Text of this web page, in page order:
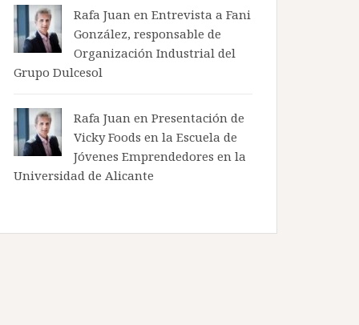
Rafa Juan en Entrevista a Fani
González, responsable de
Organización Industrial del
Grupo Dulcesol
Rafa Juan en Presentación de
Vicky Foods en la Escuela de
Jóvenes Emprendedores en la
Universidad de Alicante